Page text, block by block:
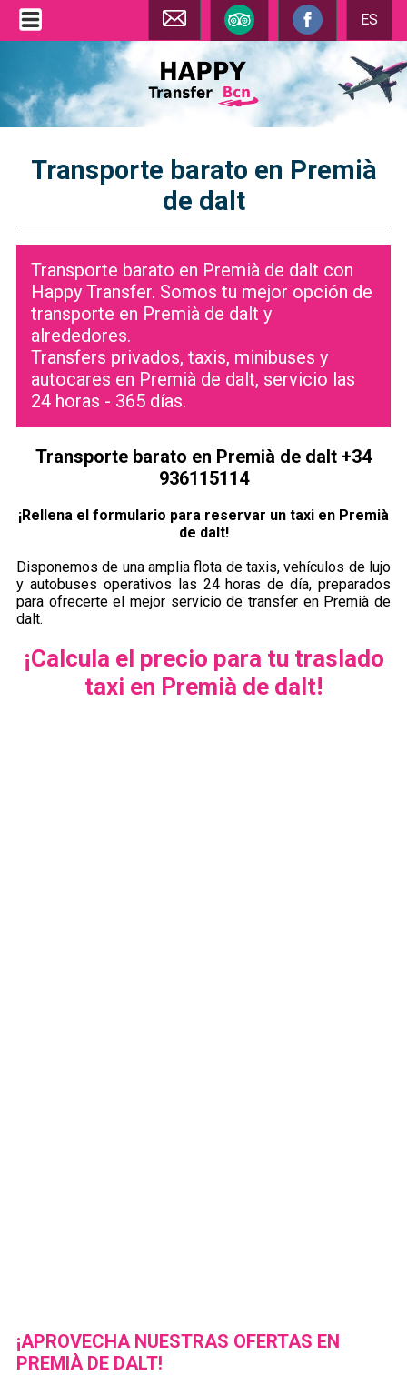
ES
Transporte barato en Premià
de dalt
Transporte barato en Premià de dalt con
Happy Transfer. Somos tu mejor opción de
transporte en Premià de dalt y
alrededores.
Transfers privados, taxis, minibuses y
autocares en Premià de dalt, servicio las
24 horas - 365 días.
Transporte barato en Premià de dalt +34
936115114
¡Rellena el formulario para reservar un taxi en Premià
de dalt!
Disponemos de una amplia flota de taxis, vehículos de lujo
y autobuses operativos las 24 horas de día, preparados
para ofrecerte el mejor servicio de transfer en Premià de
dalt.
¡Calcula el precio para tu traslado
taxi en Premià de dalt!
¡APROVECHA NUESTRAS OFERTAS EN
PREMIÀ DE DALT!